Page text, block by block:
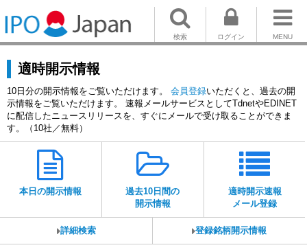
MENU
ログイン
検索
適時開示情報
10日分の開示情報をご覧いただけます。 会員登録いただくと、過去の開
示情報をご覧いただけます。 速報メールサービスとしてTdnetやEDINET
に配信したニュースリリースを、すぐにメールで受け取ることができま
す。（10社／無料）
本日の開示情報
過去10日間の
開示情報
適時開示速報
メール登録
詳細検索 登録銘柄開示情報